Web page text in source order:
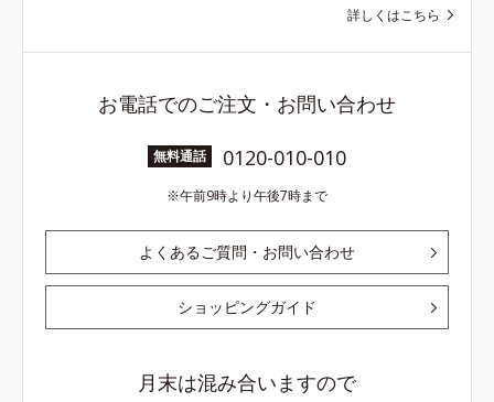
詳しくはこちら
お電話でのご注文・お問い合わせ
無料通話 0120-010-010
午前9時より午後7時まで
よくあるご質問・お問い合わせ
ショッピングガイド
月末は混み合いますので